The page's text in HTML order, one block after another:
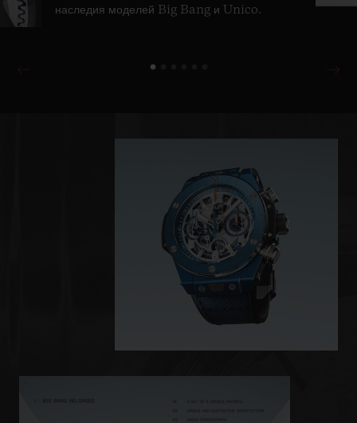
наследия моделей Big Bang и Unico.